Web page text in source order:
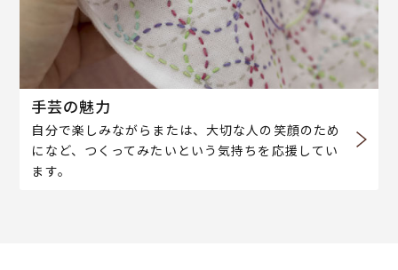
手芸の魅力
自分で楽しみながらまたは、大切な人の笑顔のため
になど、つくってみたいという気持ちを応援してい
ます。